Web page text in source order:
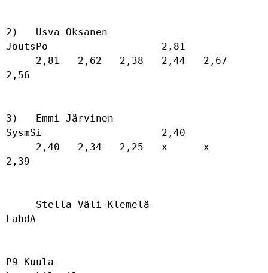
2)   Usva Oksanen
JoutsPo                   2,81
2,56
3)   Emmi Järvinen
SysmSi                    2,40
2,39
LahdA
P9 Kuula